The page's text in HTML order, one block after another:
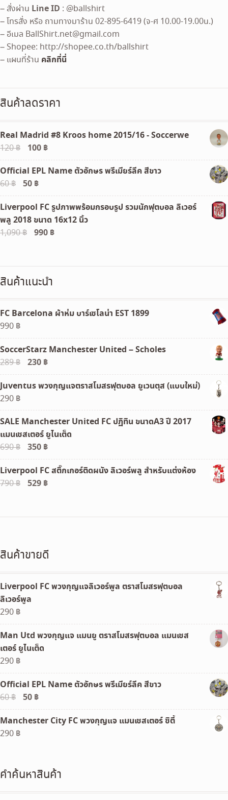
– สั่งผ่าน Line ID : @ballshirt
– โทรสั่ง หรือ ถามทางมาร้าน 02-895-6419 (จ-ศ 10.00-19.00น.)
– อีเมล BallShirt.net@gmail.com
– Shopee: http://shopee.co.th/ballshirt
– แผนที่ร้าน คลิกที่นี่
สินค้าลดราคา
Real Madrid #8 Kroos home 2015/16 - Soccerwe
120฿
Original
price
was:
120 ฿.
100 ฿Current
price
is:
Official EPL Name ตัวอักษร พรีเมียร์ลีค สีขาว
60฿
Original
price
was:
60 ฿.
50 ฿Current
price
is:
50 ฿.
Liverpool FC รูปภาพพร้อมกรอบรูป รวมนักฟุตบอล ลิเวอร์
พลู 2018 ขนาด 16x12 นิ้ว
1,090฿
Original
990 ฿Current
สินค้าแนะนำ
FC Barcelona ผ้าห่ม บาร์เซโลน่า EST 1899
990 ฿
SoccerStarz Manchester United – Scholes
289฿
Original
price
was:
230 ฿Current
price
is:
Juventus พวงกุญแจตราสโมสรฟุตบอล ยูเวนตุส (แบบใหม่)
290 ฿
SALE Manchester United FC ปฏิทิน ขนาดA3 ปี 2017
แมนเชสเตอร์ ยูไนเต็ด
690฿
Original
price
was:
690 ฿.
350 ฿Current
price
is:
350 ฿.
Liverpool FC สติ๊กเกอร์ติดผนัง ลิเวอร์พลู สำหรับแต่งห้อง
790฿
Original
529 ฿Current
สินค้าขายดี
Liverpool FC พวงกุญแจลิเวอร์พูล ตราสโมสรฟุตบอล
ลิเวอร์พูล
290 ฿
Man Utd พวงกุญแจ แมนยู ตราสโมสรฟุตบอล แมนเชส
เตอร์ ยูไนเต็ด
290 ฿
Official EPL Name ตัวอักษร พรีเมียร์ลีค สีขาว
60฿
Original
price
was:
60 ฿.
50 ฿Current
price
is:
Manchester City FC พวงกุญแจ แมนเชสเตอร์ ซิตี้
290 ฿
คำค้นหาสินค้า